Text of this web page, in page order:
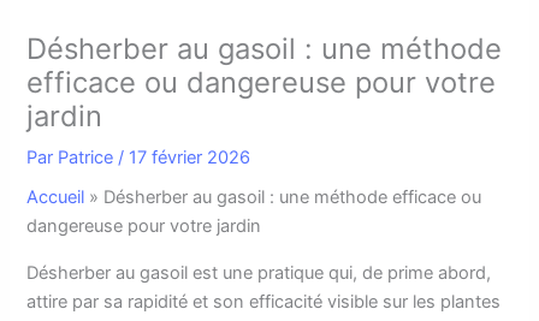
Désherber au gasoil : une méthode
efficace ou dangereuse pour votre
jardin
Par Patrice / 17 février 2026
Accueil » Désherber au gasoil : une méthode efficace ou
dangereuse pour votre jardin
Désherber au gasoil est une pratique qui, de prime abord,
attire par sa rapidité et son efficacité visible sur les plantes